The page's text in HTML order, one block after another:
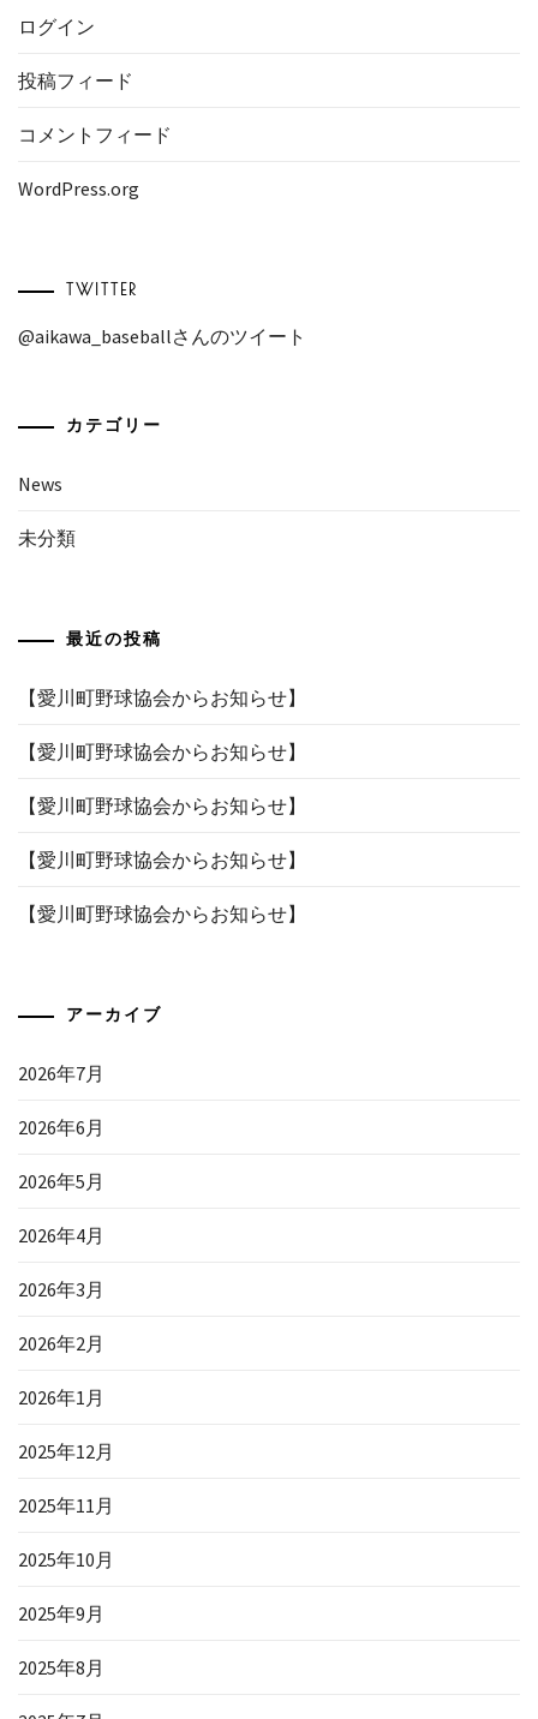
ログイン
投稿フィード
コメントフィード
WordPress.org
TWITTER
@aikawa_baseballさんのツイート
カテゴリー
News
未分類
最近の投稿
【愛川町野球協会からお知らせ】
【愛川町野球協会からお知らせ】
【愛川町野球協会からお知らせ】
【愛川町野球協会からお知らせ】
【愛川町野球協会からお知らせ】
アーカイブ
2026年7月
2026年6月
2026年5月
2026年4月
2026年3月
2026年2月
2026年1月
2025年12月
2025年11月
2025年10月
2025年9月
2025年8月